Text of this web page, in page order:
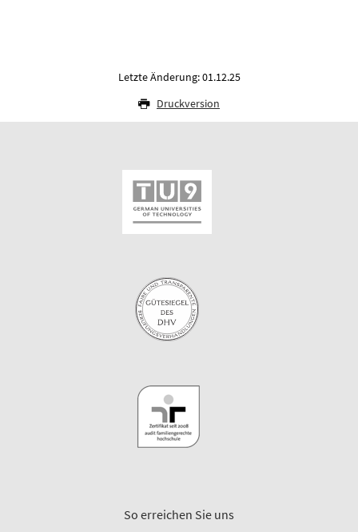
Letzte Änderung: 01.12.25
Druckversion
So erreichen Sie uns